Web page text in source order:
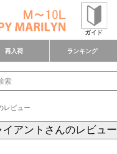
再入荷 ランキング
レビュー
イアントさんのレビュー